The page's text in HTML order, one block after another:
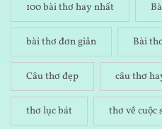
100 bài thơ hay nhất
bài thơ đơn giản Bài
Câu thơ đẹp câu thơ
thơ lục bát thơ về cuộc